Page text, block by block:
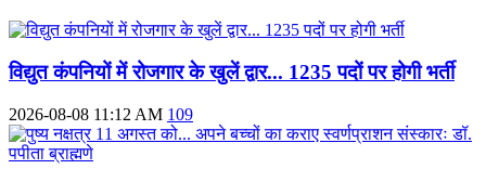
विद्युत कंपनियों में रोजगार के खुलें द्वार... 1235 पदों पर होगी भर्ती
2026-08-08 11:12 AM 109